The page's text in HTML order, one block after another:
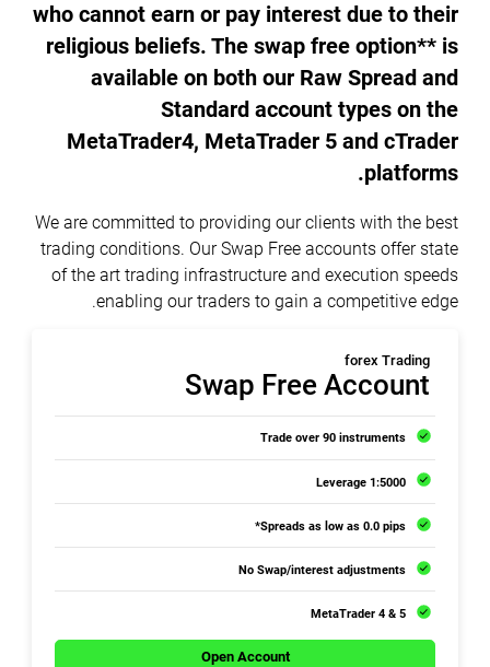
who cannot earn or pay interest due to their
religious beliefs. The swap free option** is
available on both our Raw Spread and
Standard account types on the
MetaTrader4, MetaTrader 5 and cTrader
platforms.
We are committed to providing our clients with the best
trading conditions. Our Swap Free accounts offer state
of the art trading infrastructure and execution speeds
enabling our traders to gain a competitive edge.
forex Trading
Swap Free Account
Trade over 90 instruments
1:5000 Leverage
Spreads as low as 0.0 pips*
No Swap/interest adjustments
MetaTrader 4 & 5
Open Account